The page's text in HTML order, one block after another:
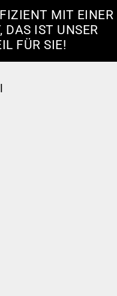
MIT EINER
DAS IST UNSER
FÜR SIE!